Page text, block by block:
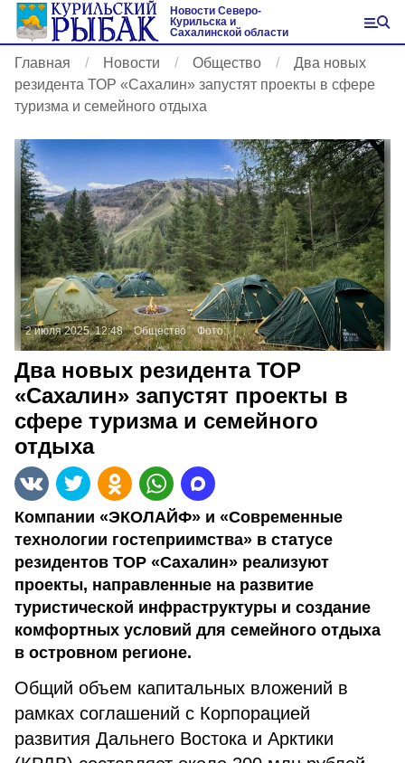
Новости Северо-
Курильска и
Сахалинской области
Главная Новости Общество
Два новых
резидента ТОР «Сахалин» запустят проекты в сфере
туризма и семейного отдыха
2 июля 2025, 12:48 Общество Фото:
Два новых резидента ТОР
«Сахалин» запустят проекты в
сфере туризма и семейного
отдыха
Компании «ЭКОЛАЙФ» и «Современные
технологии гостеприимства» в статусе
резидентов ТОР «Сахалин» реализуют
проекты, направленные на развитие
туристической инфраструктуры и создание
комфортных условий для семейного отдыха
в островном регионе.
Общий объем капитальных вложений в
рамках соглашений с Корпорацией
развития Дальнего Востока и Арктики